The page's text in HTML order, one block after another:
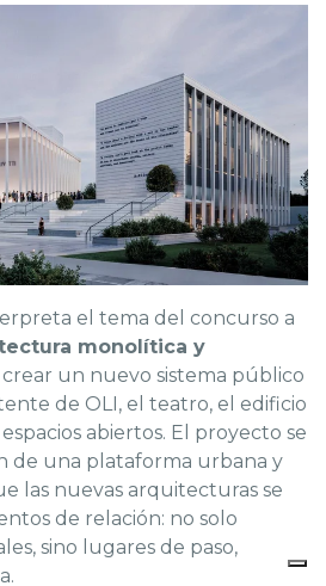
el tema del concurso a
monolítica y
crear un nuevo sistema público
de OLI, el teatro, el edificio
abiertos. El proyecto se
de una plataforma urbana y
las nuevas arquitecturas se
de relación: no solo
sino lugares de paso,